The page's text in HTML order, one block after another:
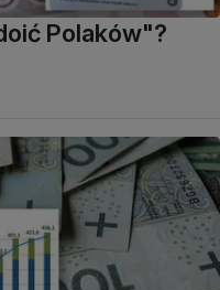
Polaków"?